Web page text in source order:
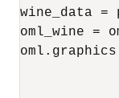
wine_data =
oml_wine =